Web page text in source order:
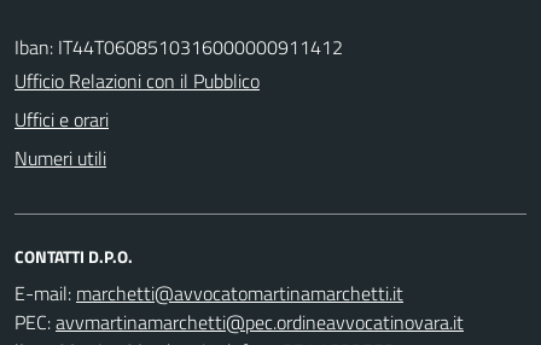
Iban: IT44T0608510316000000911412
Ufficio Relazioni con il Pubblico
Uffici e orari
Numeri utili
CONTATTI D.P.O.
E-mail:
PEC: